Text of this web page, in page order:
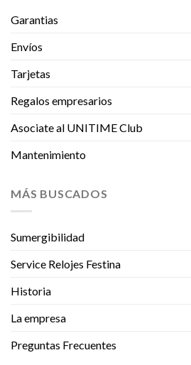
Garantias
Envíos
Tarjetas
Regalos empresarios
Asociate al UNITIME Club
Mantenimiento
MÁS BUSCADOS
Sumergibilidad
Service Relojes Festina
Historia
La empresa
Preguntas Frecuentes